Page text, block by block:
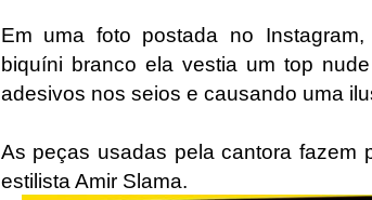
Em uma foto postada no
biquíni branco ela vestia um top
adesivos nos seios e causando uma
As peças usadas pela cantora fazem
estilista Amir Slama.